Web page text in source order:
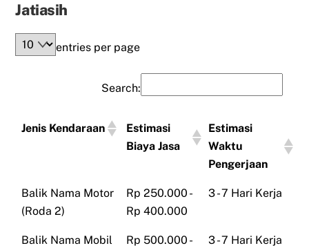
Jatiasih
entries per page
Search:
Jenis Kendaraan
Estimasi
Biaya Jasa
Estimasi
Waktu
Pengerjaan
Balik Nama Motor
(Roda 2)
Rp 250.000 -
Rp 400.000
3 - 7 Hari Kerja
Balik Nama Mobil
Rp 500.000 -
3 - 7 Hari Kerja